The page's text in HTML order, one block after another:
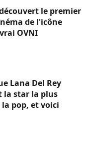
le premier
de l'icône
OVNI
Lana Del Rey
la star la plus
pop, et voici